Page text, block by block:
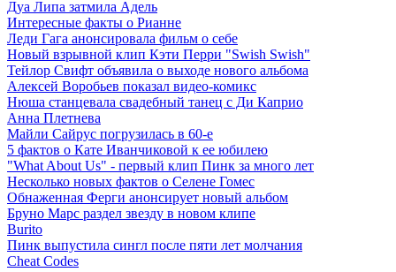
Дуа Липа затмила Адель
Интересные факты о Рианне
Леди Гага анонсировала фильм о себе
Новый взрывной клип Кэти Перри "Swish Swish"
Тейлор Свифт объявила о выходе нового альбома
Алексей Воробьев показал видео-комикс
Нюша станцевала свадебный танец с Ди Каприо
Анна Плетнева
Майли Сайрус погрузилась в 60-е
5 фактов о Кате Иванчиковой к ее юбилею
"What About Us" - первый клип Пинк за много лет
Несколько новых фактов о Селене Гомес
Обнаженная Ферги анонсирует новый альбом
Бруно Марс раздел звезду в новом клипе
Burito
Пинк выпустила сингл после пяти лет молчания
Cheat Codes